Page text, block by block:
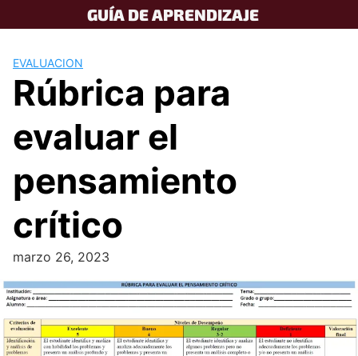
to
GUÍA DE APRENDIZAJE
EVALUACION
Rúbrica para
evaluar el
pensamiento
crítico
marzo 26, 2023